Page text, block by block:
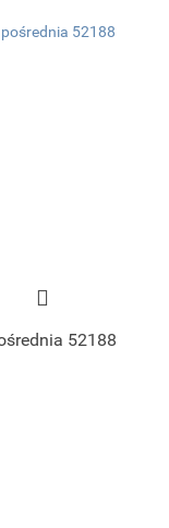
52188